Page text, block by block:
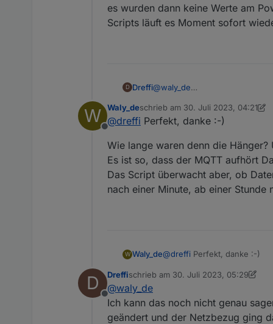
es wurden dann keine Werte am
Scripts läuft es Moment sofort
D Dreffi@waly_de
Mir ist heute Nachmittag
wurden dann keine Werte am
W
Offline
Waly_deschrieb am 30. Juli 2023, 04:21
zuletzt editiert von Waly_de
@dreffi Perfekt, danke :-)
Wie lange waren denn die
Es ist so, dass der MQTT aufhört
Das Script überwacht aber, ob
nach einer Minute, ab einer Stunde
W Waly_de@dreffi Perfekt, danke :-)
Wie lange waren denn die
Script überwacht aber, ob Daten
Minute, ab einer Stunde
D
Offline
Dreffischrieb am 30. Juli 2023, 05:29
zuletzt editiert von Dreffi
@waly_de
Ich kann das noch nicht genau
geändert und der Netzbezug ging